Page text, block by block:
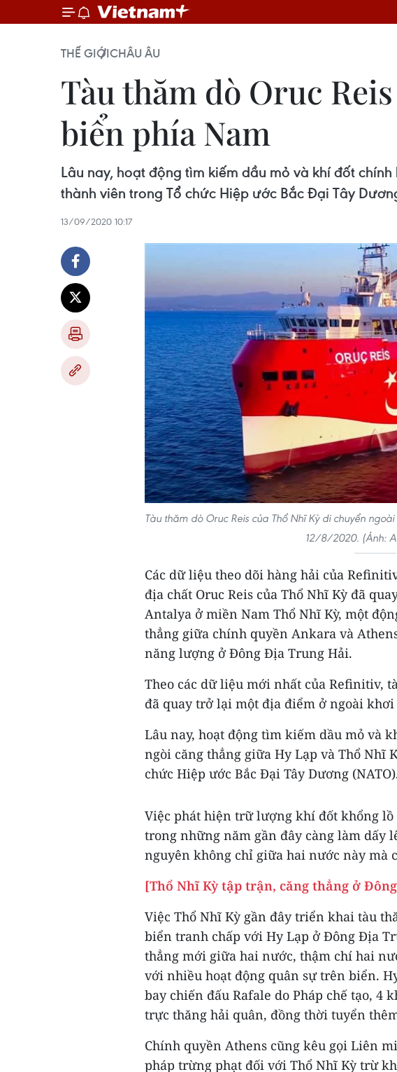
THẾ GIỚICHÂU ÂU
Tàu thăm dò Oruc
biển phía Nam
Lâu nay, hoạt động tìm kiếm dầu mỏ và khí đốt
thành viên trong Tổ chức Hiệp ước Bắc Đại Tây
13/09/2020 10:17
Tàu thăm dò Oruc Reis của Thổ Nhĩ Kỳ di chuyển
12/8/2020. (Ảnh:
Các dữ liệu theo dõi hàng hải của
địa chất Oruc Reis của Thổ Nhĩ Kỳ đã
Antalya ở miền Nam Thổ Nhĩ Kỳ, một
thẳng giữa chính quyền Ankara và
năng lượng ở Đông Địa Trung Hải.
Theo các dữ liệu mới nhất của Refinitiv,
đã quay trở lại một địa điểm ở ngoài
Lâu nay, hoạt động tìm kiếm dầu mỏ và
ngòi căng thẳng giữa Hy Lạp và Thổ Nhĩ
chức Hiệp ước Bắc Đại Tây Dương
Việc phát hiện trữ lượng khí đốt khổng
trong những năm gần đây càng làm dấy
nguyên không chỉ giữa hai nước này mà
[Thổ Nhĩ Kỳ tập trận, căng thẳng ở
Việc Thổ Nhĩ Kỳ gần đây triển khai tàu
biển tranh chấp với Hy Lạp ở Đông Địa
thẳng mới giữa hai nước, thậm chí hai
với nhiều hoạt động quân sự trên biển.
bay chiến đấu Rafale do Pháp chế tạo, 4
trực thăng hải quân, đồng thời tuyển
Chính quyền Athens cũng kêu gọi Liên
pháp trừng phạt đối với Thổ Nhĩ Kỳ trừ